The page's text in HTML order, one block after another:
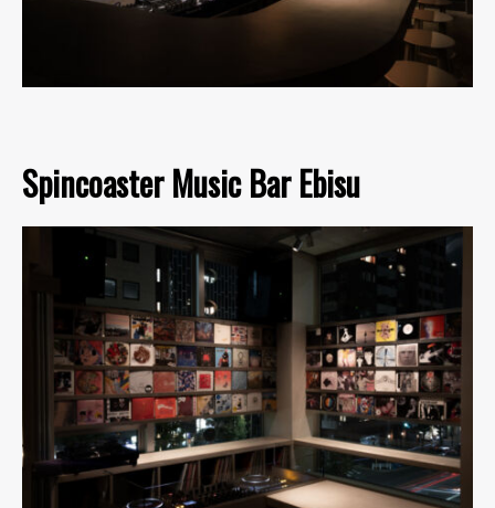
Spincoaster Music Bar Ebisu